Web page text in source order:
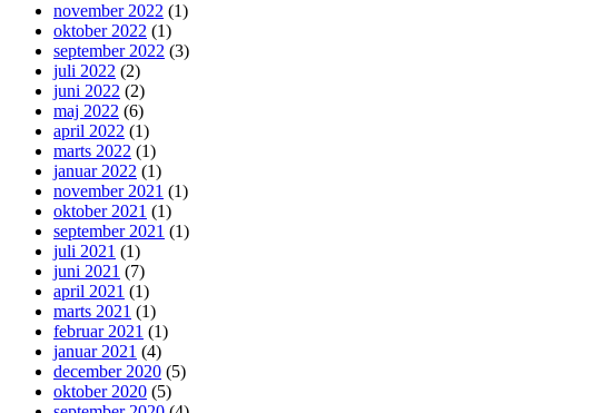
november 2022 (1)
oktober 2022 (1)
september 2022 (3)
juli 2022 (2)
juni 2022 (2)
maj 2022 (6)
april 2022 (1)
marts 2022 (1)
januar 2022 (1)
november 2021 (1)
oktober 2021 (1)
september 2021 (1)
juli 2021 (1)
juni 2021 (7)
april 2021 (1)
marts 2021 (1)
februar 2021 (1)
januar 2021 (4)
december 2020 (5)
oktober 2020 (5)